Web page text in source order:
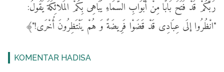
رَبُّكُمْ قَدْ فَتَحَ بَابًا مِنْ أَبْوَابِ السَّمَاءِ يُبَاهِى بِكُمْ المَلائِكَةَ يَقُولُ:
"انْظُرُوا إلَى عِبَادِى قَدْ قَضَوْا فَرِيضَةً وَ هُمْ يَنْتَظِرُونَ أُخْرَى!"﴾
KOMENTAR HADISA